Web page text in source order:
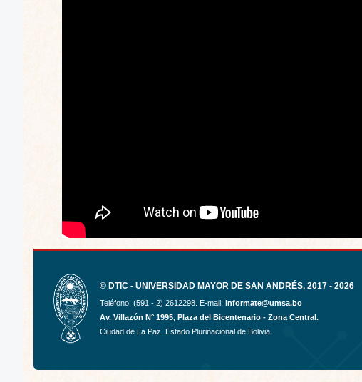
© DTIC - UNIVERSIDAD MAYOR DE SAN ANDRÉS, 2017 - 2026
Teléfono: (591 - 2) 2612298. E-mail: informate@umsa.bo
Av. Villazón N° 1995, Plaza del Bicentenario - Zona Central.
Ciudad de La Paz. Estado Plurinacional de Bolivia